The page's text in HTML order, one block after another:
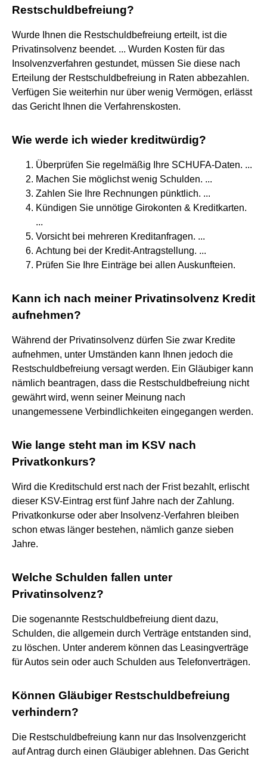
Restschuldbefreiung?
Wurde Ihnen die Restschuldbefreiung erteilt, ist die
Privatinsolvenz beendet. ... Wurden Kosten für das
Insolvenzverfahren gestundet, müssen Sie diese nach
Erteilung der Restschuldbefreiung in Raten abbezahlen.
Verfügen Sie weiterhin nur über wenig Vermögen, erlässt
das Gericht Ihnen die Verfahrenskosten.
Wie werde ich wieder kreditwürdig?
Überprüfen Sie regelmäßig Ihre SCHUFA-Daten. ...
Machen Sie möglichst wenig Schulden. ...
Zahlen Sie Ihre Rechnungen pünktlich. ...
Kündigen Sie unnötige Girokonten & Kreditkarten.
...
Vorsicht bei mehreren Kreditanfragen. ...
Achtung bei der Kredit-Antragstellung. ...
Prüfen Sie Ihre Einträge bei allen Auskunfteien.
Kann ich nach meiner Privatinsolvenz Kredit
aufnehmen?
Während der Privatinsolvenz dürfen Sie zwar Kredite
aufnehmen, unter Umständen kann Ihnen jedoch die
Restschuldbefreiung versagt werden. Ein Gläubiger kann
nämlich beantragen, dass die Restschuldbefreiung nicht
gewährt wird, wenn seiner Meinung nach
unangemessene Verbindlichkeiten eingegangen werden.
Wie lange steht man im KSV nach
Privatkonkurs?
Wird die Kreditschuld erst nach der Frist bezahlt, erlischt
dieser KSV-Eintrag erst fünf Jahre nach der Zahlung.
Privatkonkurse oder aber Insolvenz-Verfahren bleiben
schon etwas länger bestehen, nämlich ganze sieben
Jahre.
Welche Schulden fallen unter
Privatinsolvenz?
Die sogenannte Restschuldbefreiung dient dazu,
Schulden, die allgemein durch Verträge entstanden sind,
zu löschen. Unter anderem können das Leasingverträge
für Autos sein oder auch Schulden aus Telefonverträgen.
Können Gläubiger Restschuldbefreiung
verhindern?
Die Restschuldbefreiung kann nur das Insolvenzgericht
auf Antrag durch einen Gläubiger ablehnen. Das Gericht